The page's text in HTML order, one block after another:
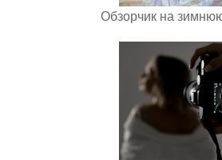
Обзорчик на